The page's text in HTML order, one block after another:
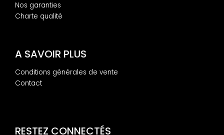
Nos garanties
Charte qualité
A SAVOIR PLUS
Conditions générales de vente
Contact